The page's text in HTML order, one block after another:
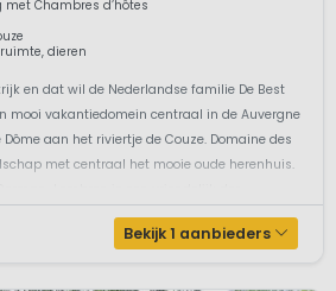
het gebied bestaat voornamelijk uit
kerken. Op het gebied van
een belangrijke en lange
Ruime tijd zijn deze Franse
Chambres d’hôtes
dieren
en dat wil de Nederlandse familie De Best
mooi vakantiedomein centraal in de Auvergne
aan het riviertje de Couze. Domaine des
met centraal het mooie oude herenhuis.
Bekijk 1 aanbieders